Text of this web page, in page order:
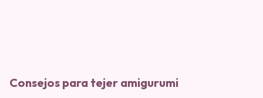
Consejos para tejer amigurumi